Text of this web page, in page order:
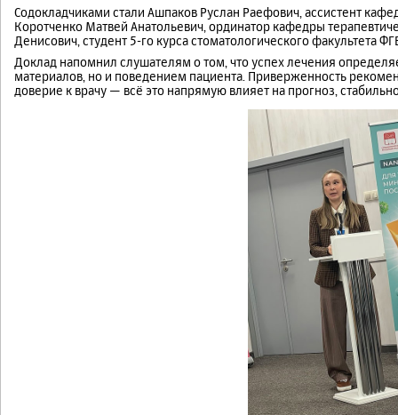
Содокладчиками стали Ашпаков Руслан Раефович, ассистент
Коротченко Матвей Анатольевич, ординатор кафедры
Денисович, студент 5-го курса стоматологического факультета
Доклад напомнил слушателям о том, что успех лечения
материалов, но и поведением пациента. Приверженность
доверие к врачу — всё это напрямую влияет на прогноз,